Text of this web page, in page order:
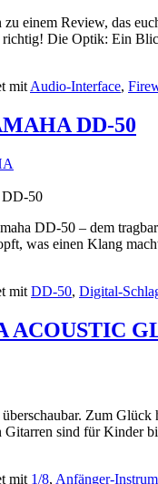
einem Review, das
Die Optik: Ein
mit Audio-Interface,
DD-50
50
DD-50 – dem
was einen Klang
mit DD-50, Digital-
ACOUSTIC
Zum
Gitarren sind für Kinder
mit 1/8, Anfänger-